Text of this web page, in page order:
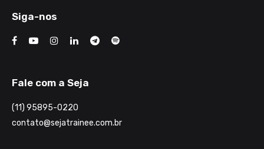
Siga-nos
Fale com a Seja
(11) 95895-0220
contato@sejatrainee.com.br